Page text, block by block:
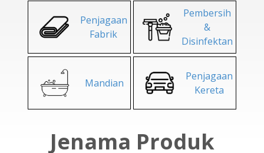
Penjagaan
Fabrik
Pembersih
&
Disinfektan
Mandian
Penjagaan
Kereta
Jenama Produk